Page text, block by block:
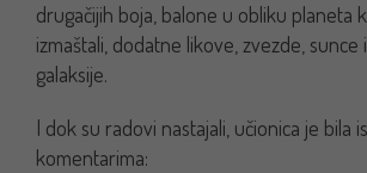
drugačijih boja, balone u obliku planeta
izmaštali, dodatne likove, zvezde, sunce
galaksije.
I dok su radovi nastajali, učionica je bila
komentarima: